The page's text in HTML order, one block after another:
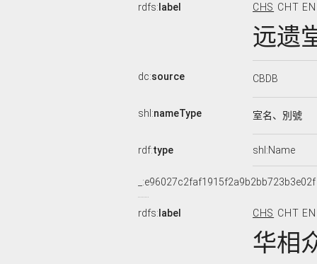
rdfs:label CHS CHT
远遗
dc:source CBDB
shl:nameType 室名、別號
rdf:type shl:Name
_:e96027c2faf1915f2a9b2bb723b3e02f
rdfs:label CHS CHT
华相